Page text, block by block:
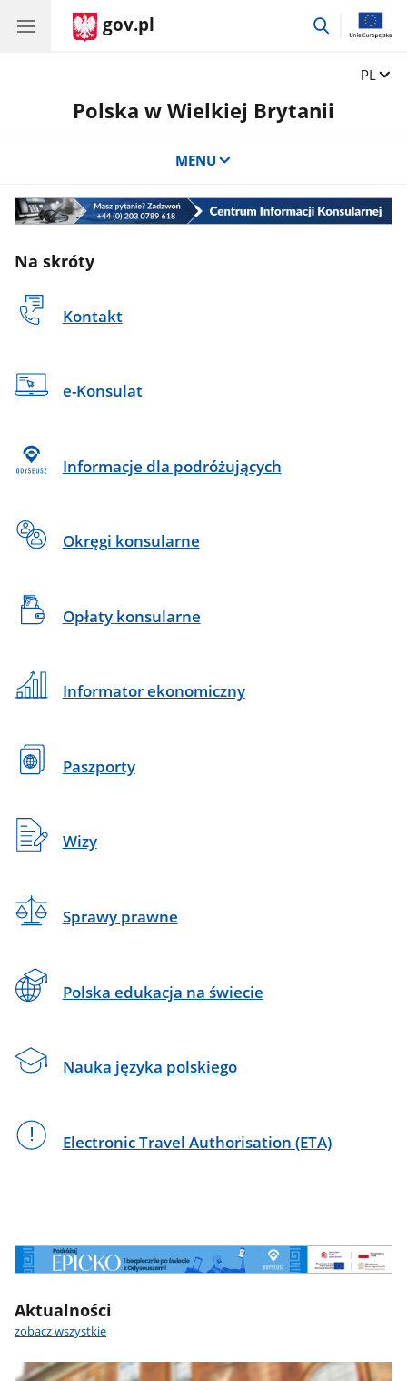
gov.pl
przejdź
Zmień
PL
Polska w Wielkiej Brytanii
MENU
Centrum
Informacji
Na skróty
Kontakt
e-Konsulat
Informacje dla podróżujących
Okręgi konsularne
Opłaty konsularne
Informator ekonomiczny
Paszporty
Wizy
Sprawy prawne
Polska edukacja na świecie
Nauka języka polskiego
Electronic Travel Authorisation (ETA)
Odyseusz
Aktualności
zobacz wszystkie